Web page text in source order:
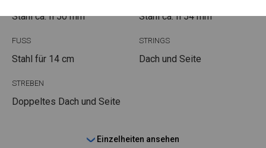
Stahl ca.fi 50 mm Stahl ca.fi 54 mm
FUSS
Stahl für 14 cm
STRINGS
Dach und Seite
STREBEN
Doppeltes Dach und Seite
Einzelheiten ansehen